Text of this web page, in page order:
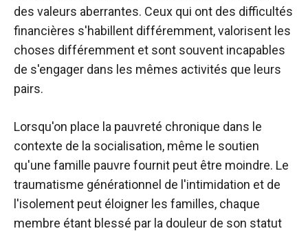
des valeurs aberrantes. Ceux qui ont des difficultés
financières s'habillent différemment, valorisent les
choses différemment et sont souvent incapables
de s'engager dans les mêmes activités que leurs
pairs.
Lorsqu'on place la pauvreté chronique dans le
contexte de la socialisation, même le soutien
qu'une famille pauvre fournit peut être moindre. Le
traumatisme générationnel de l'intimidation et de
l'isolement peut éloigner les familles, chaque
membre étant blessé par la douleur de son statut